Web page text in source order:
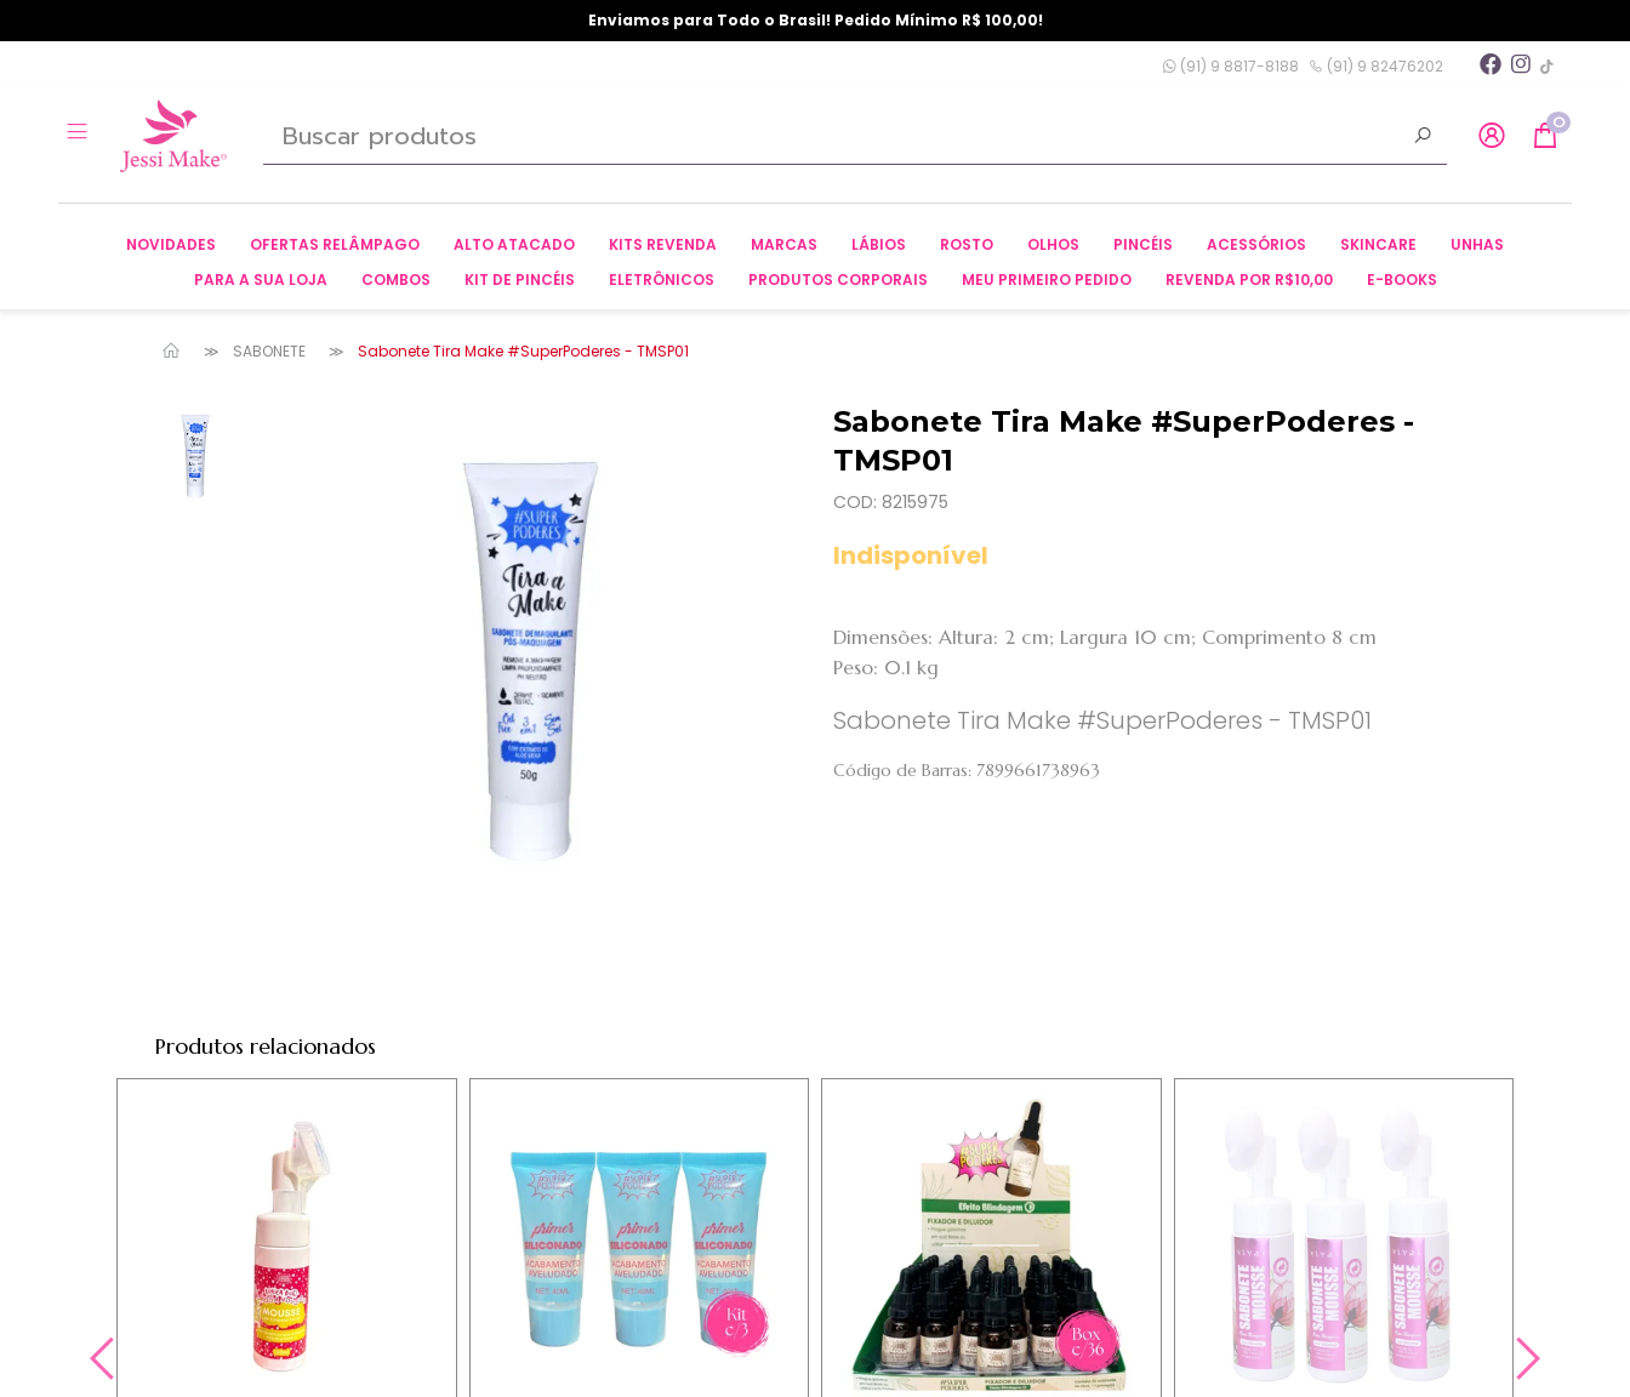
Enviamos para Todo o Brasil! Pedido Mínimo R$ 100,00!
(91) 9 8817-8188 (91) 9 82476202
0
NOVIDADES OFERTAS RELÂMPAGO ALTO ATACADO KITS REVENDA MARCAS LÁBIOS ROSTO OLHOS PINCÉIS ACESSÓRIOS SKINCARE
UNHAS
PARA A SUA LOJA
COMBOS KIT DE PINCÉIS ELETRÔNICOS PRODUTOS CORPORAIS MEU PRIMEIRO PEDIDO REVENDA POR R$10,00 E-BOOKS
SABONETE Sabonete Tira Make #SuperPoderes - TMSP01
Sabonete Tira Make #SuperPoderes -
TMSP01
COD: 8215975
Indisponível
Dimensões: Altura: 2 cm; Largura 10 cm; Comprimento 8 cm
Peso: 0.1 kg
Sabonete Tira Make #SuperPoderes - TMSP01
Código de Barras: 7899661738963
Produtos relacionados